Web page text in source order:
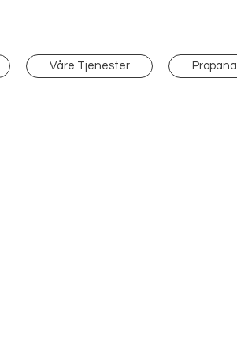
Våre Tjenester